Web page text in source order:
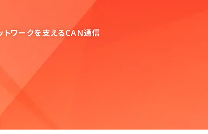
トワークを​支える​CAN通信